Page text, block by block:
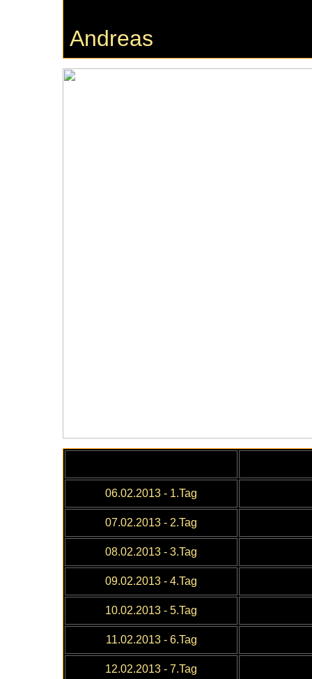
Andreas
06.02.2013 - 1.Tag
07.02.2013 - 2.Tag
08.02.2013 - 3.Tag
09.02.2013 - 4.Tag
10.02.2013 - 5.Tag
11.02.2013 - 6.Tag
12.02.2013 - 7.Tag